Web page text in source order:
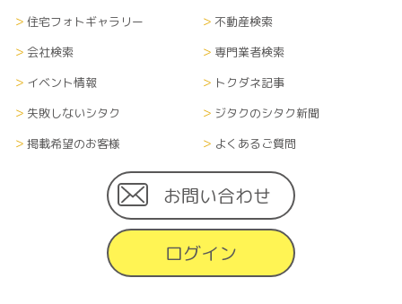
住宅フォトギャラリー
不動産検索
会社検索
専門業者検索
イベント情報
トクダネ記事
失敗しないシタク
ジタクのシタク新聞
掲載希望のお客様
よくあるご質問
お問い合わせ
ログイン